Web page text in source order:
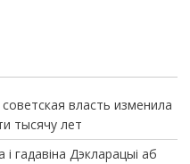
власть изменила
тысячу лет
гадавіна Дэкларацыі аб